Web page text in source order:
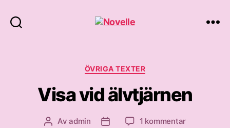
Kategorier
ÖVRIGA TEXTER
Visa vid älvtjärnen
Inläggsförfattare
Avadmin Inläggsdatum1 kommentartill